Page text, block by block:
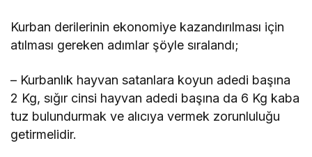
Kurban derilerinin ekonomiye kazandırılması için
atılması gereken adımlar şöyle sıralandı;
– Kurbanlık hayvan satanlara koyun adedi başına
2 Kg, sığır cinsi hayvan adedi başına da 6 Kg kaba
tuz bulundurmak ve alıcıya vermek zorunluluğu
getirmelidir.